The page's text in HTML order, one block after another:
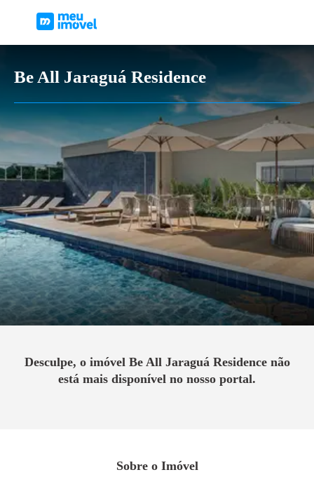
Be All Jaraguá Residence
Desculpe, o imóvel Be All Jaraguá Residencenão
está mais disponível no nosso portal.
Sobre o Imóvel